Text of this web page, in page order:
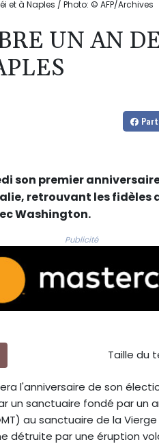
et à Naples / Photo: © AFP/Archives
UN AN
son premier
retrouvant les fidèles
Washington.
Publicité
Taille du
l'anniversaire de son
un sanctuaire fondé par un
au sanctuaire de la
détruite par une éruption